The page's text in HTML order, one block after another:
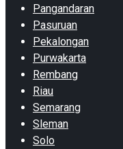
Pangandaran
Pasuruan
Pekalongan
Purwakarta
Rembang
Riau
Semarang
Sleman
Solo